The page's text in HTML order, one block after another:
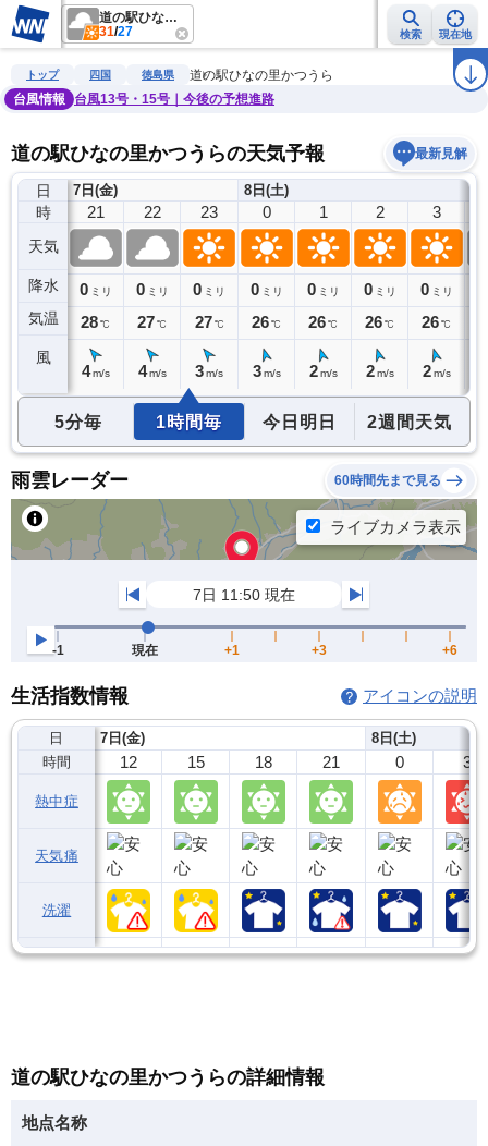
道の駅ひなの里かつうら
31/27 検索 現在地
雨雲レーダー 台風情報 地震情報 警報・注意報 ラ
トップ 四国 徳島県
道の駅ひなの里かつうら
台風情報
台風13号・15号｜今後の予想進路
道の駅ひなの里かつうらの天気予報 最新見解
日
時
天気
降水
気温
風
7日(金)
20
0ミリ
29℃
21
0 ミリ
28℃
4 m/s
22
0 ミリ
27℃
4 m/s
23
0 ミリ
27 ℃
3m/s
8日(土)
0
0 ミリ
26℃
3 m/s
1
0 ミリ
26℃
2 m/s
2
0 ミリ
26℃
2 m/s
3
0 ミリ
26℃
2 m/s
5分毎 1時間毎 今日明日 2週間天気
雨雲レーダー 60時間先まで見る
生活指数情報 アイコンの説明
日
時間
熱中症
天気痛
洗濯
7日(金)
12 15 18 21
8日(土)
0 3
道の駅ひなの里かつうらの詳細情報
地点名称